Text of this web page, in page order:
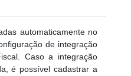
automaticamente no
de integração
Caso a integração
é possível cadastrar a